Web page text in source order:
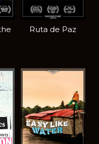
Ruta de Paz